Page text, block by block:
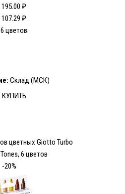
195.00 ₽
107.29 ₽
6 цветов
Склад (МСК)
КУПИТЬ
цветных Giotto Turbo
6 цветов
-20%